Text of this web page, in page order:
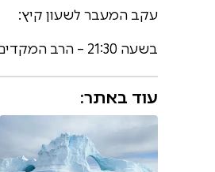
עקב המעבר לשעון קיץ:
בשעה 21:30 – הרב המקדים: הגאון רבי יוסף חברוני – מראשי ישיבת חברון.
עוד באתר: